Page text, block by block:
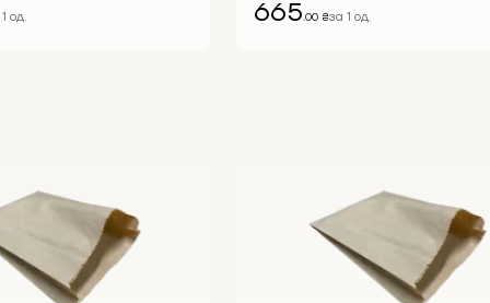
од. 665.00 ₴за 1 од.